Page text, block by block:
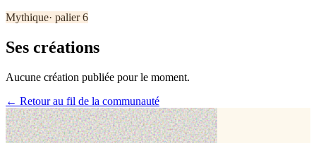
Mythique· palier6
Ses créations
Aucune création publiée pour le moment.
← Retour au fil de la communauté